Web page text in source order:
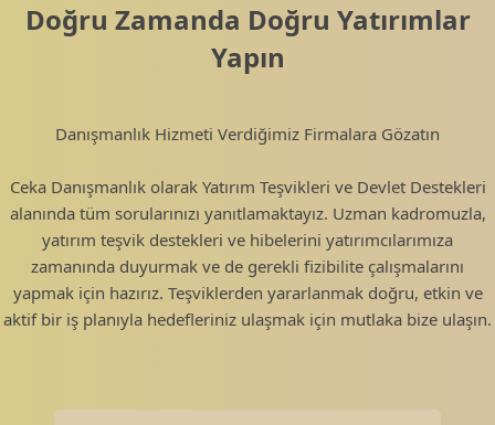
Doğru Zamanda Doğru Yatırımlar
Yapın
Danışmanlık Hizmeti Verdiğimiz Firmalara Gözatın
Ceka Danışmanlık olarak Yatırım Teşvikleri ve Devlet Destekleri
alanında tüm sorularınızı yanıtlamaktayız. Uzman kadromuzla,
yatırım teşvik destekleri ve hibelerini yatırımcılarımıza
zamanında duyurmak ve de gerekli fizibilite çalışmalarını
yapmak için hazırız. Teşviklerden yararlanmak doğru, etkin ve
aktif bir iş planıyla hedefleriniz ulaşmak için mutlaka bize ulaşın.